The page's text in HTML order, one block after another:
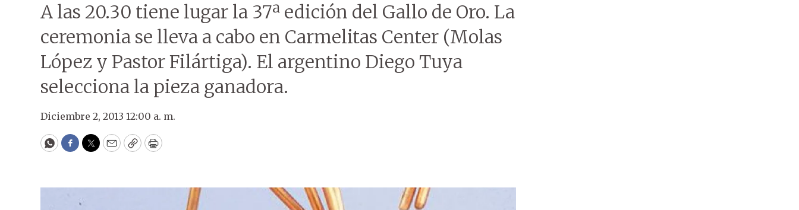
A las 20.30 tiene lugar la 37ª edición del Gallo de Oro. La
ceremonia se lleva a cabo en Carmelitas Center (Molas
López y Pastor Filártiga). El argentino Diego Tuya
selecciona la pieza ganadora.
Diciembre 2, 2013 12:00 a. m.
WhatsApp
Facebook
Twitter
EmailCopyPrint